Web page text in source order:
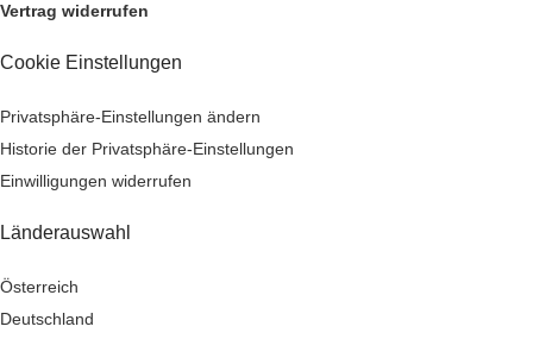
Vertrag widerrufen
Cookie Einstellungen
Privatsphäre-Einstellungen ändern
Historie der Privatsphäre-Einstellungen
Einwilligungen widerrufen
Länderauswahl
Österreich
Deutschland